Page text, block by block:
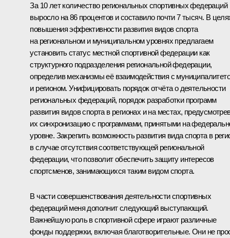
За 10 лет количество региональных спортивных федераций
выросло на 86 процентов и составило почти 7 тысяч. В
повышения эффективности развития видов спорта
на региональном и муниципальном уровнях предлагаем
установить статус местной спортивной федерации как
структурного подразделения региональной федерации,
определив механизмы её взаимодействия с
и регионом. Унифицировать порядок отчёта о деятельности
региональных федераций, порядок разработки программ
развития видов спорта в регионах и на местах,
их синхронизацию с программами, принятыми на
уровне. Закрепить возможность развития вида спорта в
в случае отсутствия соответствующей региональной
федерации, что позволит обеспечить защиту интересов
спортсменов, занимающихся таким видом спорта.
В части совершенствования деятельности спортивных
федераций меня дополнит следующий выступающий.
Важнейшую роль в спортивной сфере играют различные
фонды поддержки, включая благотворительные. Они не